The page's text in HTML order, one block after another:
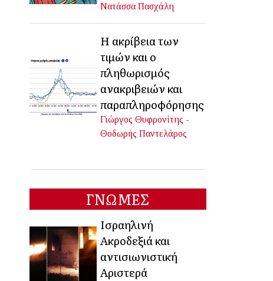
Νατάσσα Πασχάλη
Η ακρίβεια των
τιμών και ο
πληθωρισμός
ανακριβειών και
παραπληροφόρησης
Γιώργος Θυφρονίτης -
Θοδωρής Παντελάρος
ΓΝΩΜΕΣ
Ισραηλινή
Ακροδεξιά και
αντισιωνιστική
Αριστερά